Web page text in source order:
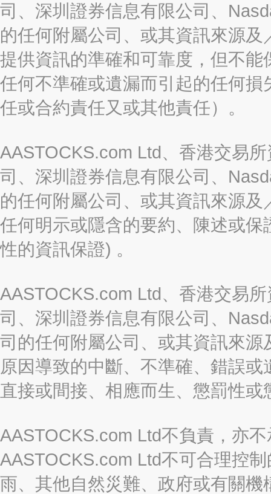
司、深圳證券信息有限公司、
的任何附屬公司、或其資訊來源
提供資訊的準確和可靠度，但不
任何不準確或遺漏而引起的任何
任或合約責任又或其他責任）。
AASTOCKS.com Ltd、香港交易
司、深圳證券信息有限公司、
的任何附屬公司、或其資訊來源
任何明示或隱含的要約、陳述或
性的資訊保證) 。
AASTOCKS.com Ltd、香港交易
司、深圳證券信息有限公司、
司的任何附屬公司、或其資訊來
原因導致的中斷、不準確、錯誤
直接或間接、相應而生、懲罰性
AASTOCKS.com Ltd不負責，亦
AASTOCKS.com Ltd不可合理控
雨、其他自然災難、政府或有關